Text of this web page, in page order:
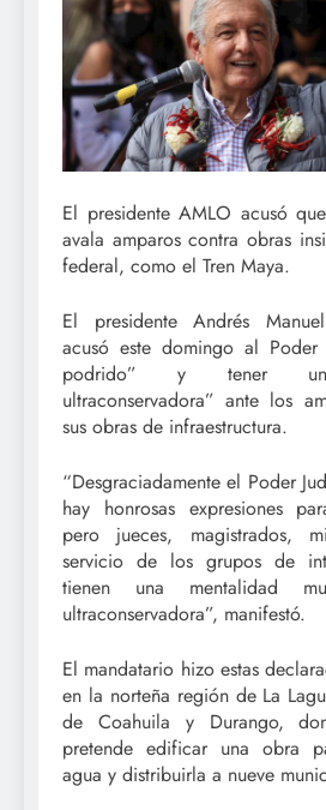
El presidente AMLO acusó
avala amparos contra obras
federal, como el Tren Maya.
El presidente Andrés
acusó este domingo al Poder
podrido” y tener una
ultraconservadora” ante los
sus obras de infraestructura.
“Desgraciadamente el Poder
hay honrosas expresiones
pero jueces, magistrados,
servicio de los grupos de
tienen una mentalidad
ultraconservadora”, manifestó.
El mandatario hizo estas
en la norteña región de La
de Coahuila y Durango,
pretende edificar una obra
agua y distribuirla a nueve